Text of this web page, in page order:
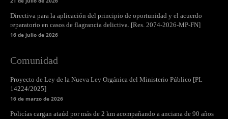
Directiva para la aplicación del principio de oportunidad y el acuerdo
reparatorio en casos de flagrancia delictiva. [Res. 2074-2026-MP-FN]
16 de julio de 2026
Comunidad
Proyecto de Ley de la Nueva Ley Orgánica del Ministerio Público [PL
14224/2025]
16 de marzo de 2026
Policías cargan ataúd por más de 2 km acompañando a anciana de 90 años